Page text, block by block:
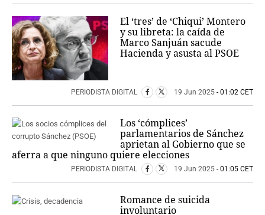
El ‘tres’ de ‘Chiqui’ Montero
y su libreta: la caída de
Marco Sanjuán sacude
Hacienda y asusta al PSOE
PERIODISTA DIGITAL 19 Jun 2025 - 01:02 CET
Los ‘cómplices’
parlamentarios de Sánchez
aprietan al Gobierno que se
aferra a que ninguno quiere elecciones
PERIODISTA DIGITAL 19 Jun 2025 - 01:05 CET
Romance de suicida
involuntario